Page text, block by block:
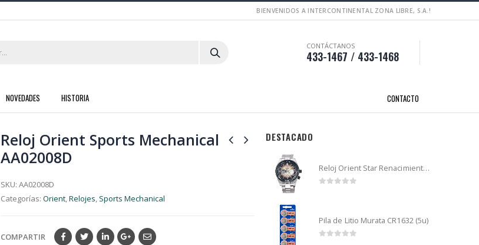
BIENVENIDOS A INTERCONTINENTAL ZONA LIBRE, S.A.!
CONTÁCTANOS
433-1467 / 433-1468
NOVEDADES HISTORIA CONTACTO
Reloj Orient Sports Mechanical
AA02008D
SKU: AA02008D
Categorías: Orient,Relojes, Sports Mechanical
COMPARTIR
DESTACADO
Reloj Orient Star Renacimiento mecánico - Retro Future Guitar - RA-AR0303G
Pila de Litio Murata CR1632 (5u)